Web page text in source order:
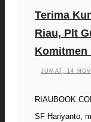
Terima
Riau, Plt
Komitmen
JUMAT, 14
SF Hariyanto,